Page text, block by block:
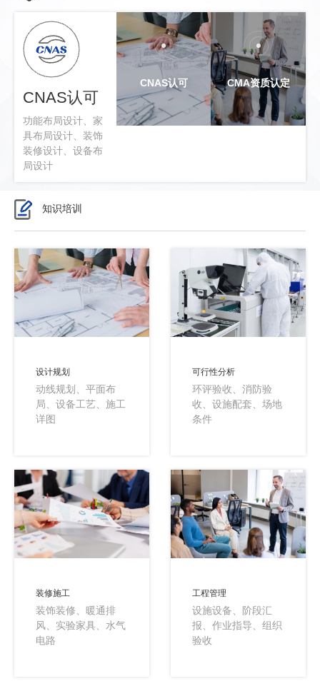
CNAS认可
功能布局设计、家
具布局设计、装饰
装修设计、设备布
局设计
CNAS认可 CMA资质认定
知识培训
设计规划
动线规划、平面布
局、设备工艺、施工
详图
可行性分析
环评验收、消防验
收、设施配套、场地
条件
装修施工
装饰装修、暖通排
风、实验家具、水气
电路
工程管理
设施设备、阶段汇
报、作业指导、组织
验收